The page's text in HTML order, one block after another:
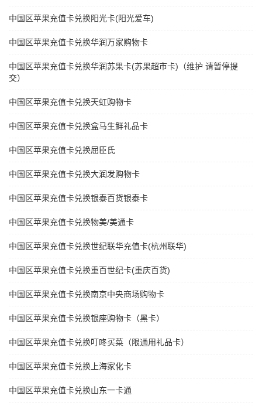
中国区苹果充值卡兑换阳光卡(阳光爱车)
中国区苹果充值卡兑换华润万家购物卡
中国区苹果充值卡兑换华润苏果卡(苏果超市卡)（维护 请暂停提
交）
中国区苹果充值卡兑换天虹购物卡
中国区苹果充值卡兑换盒马生鲜礼品卡
中国区苹果充值卡兑换屈臣氏
中国区苹果充值卡兑换大润发购物卡
中国区苹果充值卡兑换银泰百货银泰卡
中国区苹果充值卡兑换物美/美通卡
中国区苹果充值卡兑换世纪联华充值卡(杭州联华)
中国区苹果充值卡兑换重百世纪卡(重庆百货)
中国区苹果充值卡兑换南京中央商场购物卡
中国区苹果充值卡兑换银座购物卡（黑卡）
中国区苹果充值卡兑换叮咚买菜（限通用礼品卡）
中国区苹果充值卡兑换上海家化卡
中国区苹果充值卡兑换山东一卡通